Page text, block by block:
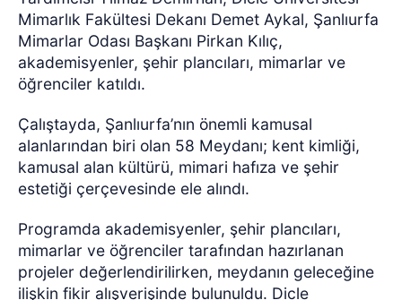
Mimarlık Fakültesi Dekanı Demet Aykal, Şanlıurfa
Mimarlar Odası Başkanı Pirkan Kılıç,
akademisyenler, şehir plancıları, mimarlar ve
öğrenciler katıldı.
Çalıştayda, Şanlıurfa’nın önemli kamusal
alanlarından biri olan 58 Meydanı; kent kimliği,
kamusal alan kültürü, mimari hafıza ve şehir
estetiği çerçevesinde ele alındı.
Programda akademisyenler, şehir plancıları,
mimarlar ve öğrenciler tarafından hazırlanan
projeler değerlendirilirken, meydanın geleceğine
ilişkin fikir alışverişinde bulunuldu. Dicle